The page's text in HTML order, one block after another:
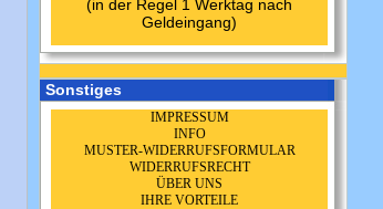
(in der Regel 1 Werktag nach
Geldeingang)
Sonstiges
IMPRESSUM
INFO
MUSTER-WIDERRUFSFORMULAR
WIDERRUFSRECHT
ÜBER UNS
IHRE VORTEILE